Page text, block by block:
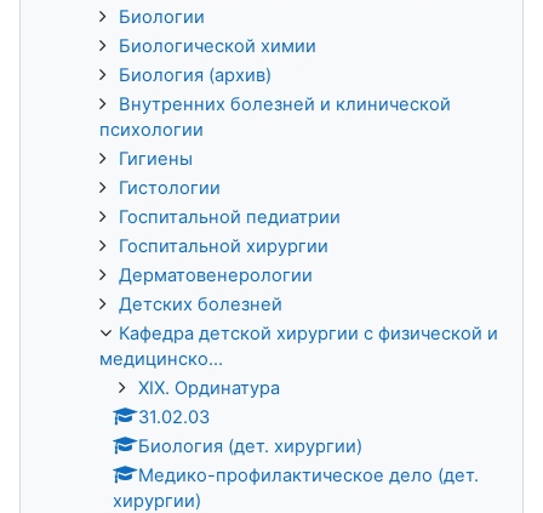
Биологии
Биологической химии
Биология (архив)
Внутренних болезней и клинической
психологии
Гигиены
Гистологии
Госпитальной педиатрии
Госпитальной хирургии
Дерматовенерологии
Детских болезней
Кафедра детской хирургии с физической и
медицинско...
XIX. Ординатура
31.02.03
Биология (дет. хирургии)
Медико-профилактическое дело (дет.
хирургии)